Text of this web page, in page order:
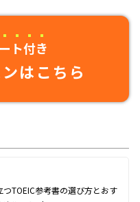
ト付き
はこちら
つTOEIC参考書の選び方とおす